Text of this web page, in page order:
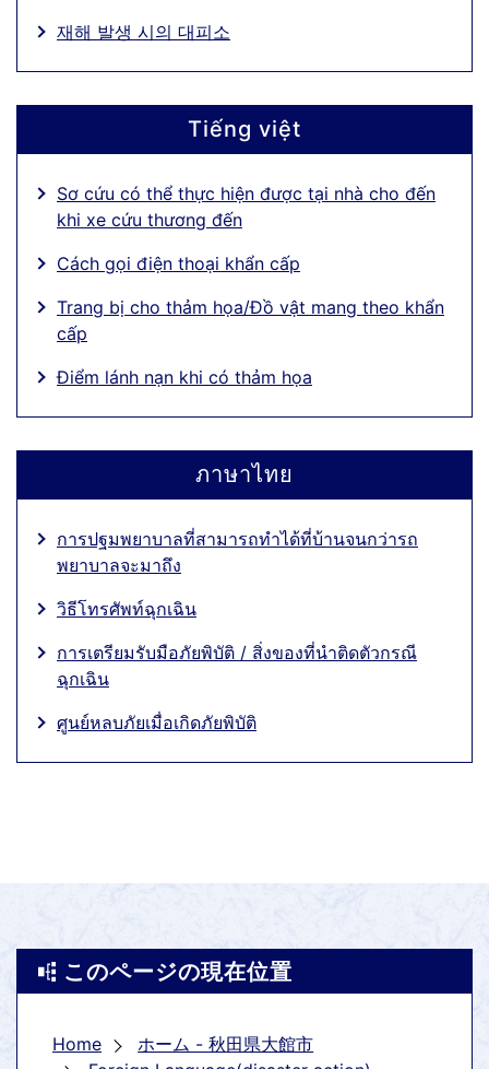
재해 발생 시의 대피소
Tiếng việt
Sơ cứu có thể thực hiện được tại nhà cho đến
khi xe cứu thương đến
Cách gọi điện thoại khẩn cấp
Trang bị cho thảm họa/Đồ vật mang theo khẩn
cấp
Điểm lánh nạn khi có thảm họa
ภาษาไทย
การปฐมพยาบาลที่สามารถทำได้ที่บ้านจนกว่ารถ
พยาบาลจะมาถึง
วิธีโทรศัพท์ฉุกเฉิน
การเตรียมรับมือภัยพิบัติ / สิ่งของที่นำติดตัวกรณี
ฉุกเฉิน
ศูนย์หลบภัยเมื่อเกิดภัยพิบัติ
このページの現在位置
Home
ホーム - 秋田県大館市